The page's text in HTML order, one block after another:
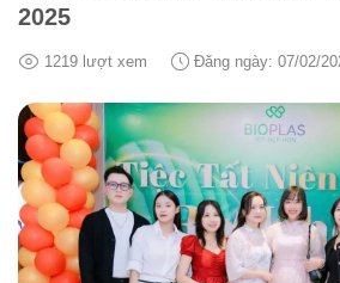
2025
1219 lượt xem Đăng ngày: 07/02/